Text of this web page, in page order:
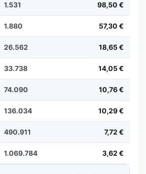
1.531 98,50 €
1.880 57,30 €
26.562 18,65 €
33.738 14,05 €
74.090 10,76 €
136.034 10,29 €
490.911 7,72 €
1.069.784 3,62 €